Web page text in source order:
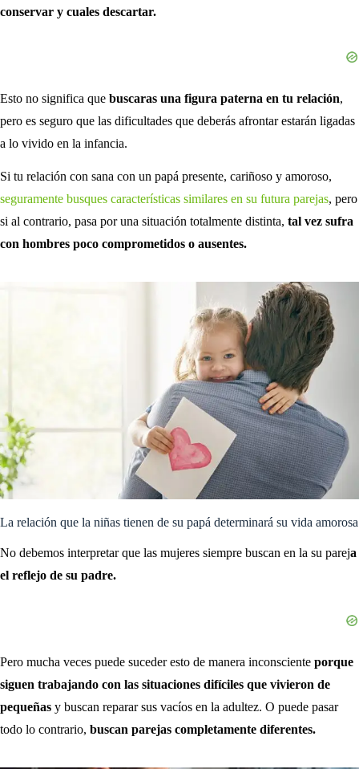
conservar y cuales descartar.
Esto no significa que buscaras una figura paterna en tu relación,
pero es seguro que las dificultades que deberás afrontar estarán ligadas
a lo vivido en la infancia.
Si tu relación con sana con un papá presente, cariñoso y amoroso,
seguramente busques características similares en su futura parejas, pero
si al contrario, pasa por una situación totalmente distinta, tal vez sufra
con hombres poco comprometidos o ausentes.
La relación que la niñas tienen de su papá determinará su vida amorosa
No debemos interpretar que las mujeres siempre buscan en la su pareja
el reflejo de su padre.
Pero mucha veces puede suceder esto de manera inconsciente porque
siguen trabajando con las situaciones difíciles que vivieron de
pequeñas y buscan reparar sus vacíos en la adultez. O puede pasar
todo lo contrario, buscan parejas completamente diferentes.